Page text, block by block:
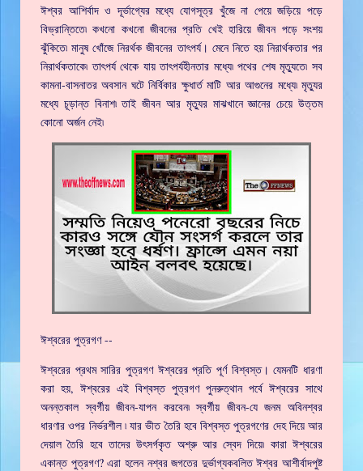
ঈশ্বর আশির্বাদ ও দূর্ভাগ্যের মধ্যে যোগসূত্র খুঁজে না পেয়ে জড়িয়ে পড়ে
বিভ্রান্তিতে৷ কখনো কখনো জীবনের প্রতি খেই হারিয়ে জীবন পড়ে সংশয়
ঝুঁকিতে৷ মানুষ খোঁজে নিরর্থক জীবনের তাৎপর্য। মেনে নিতে হয় নিরার্থকতার পর
নিরার্থকতাকে৷ তাৎপর্য থেকে যায় তাৎপর্যহীনতার মধ্যে৷ পথের শেষ মৃত্যুতে৷ সব
কামনা-বাসনাতর অবসান ঘটে নির্বিকার ক্ষুধার্ত মাটি আর আগুনের মধ্যে৷ মৃত্যুর
মধ্যে চূড়ান্ত বিনাশ৷ তাই জীবন আর মৃত্যুর মাঝখানে জ্ঞানের চেয়ে উত্তম
কোনো অর্জন নেই৷
ঈশ্বরের পুত্রগণ --
ঈশ্বরের প্রথম সারির পুত্রগণ ঈশ্বরের প্রতি পূর্ণ বিশ্বস্ত। যেমনটি ধারণা
করা হয়, ঈশ্বরের এই বিশ্বস্ত পুত্রগণ পুনরুত্থান পর্বে ঈশ্বরের সাথে
অনন্তকাল স্বর্গীয় জীবন-যাপন করবেন৷ স্বর্গীয় জীবন-যে জনম অবিনশ্বর
ধারণার ওপর নির্ভরশীল ৷ যার ভীত তৈরি হবে বিশ্বস্ত পুত্রগণের দেহ দিয়ে আর
দেয়াল তৈরি হবে তাদের উৎসর্গকৃত অশ্রু আর স্বেদ দিয়ে৷ কারা ঈশ্বরের
একান্ত পুত্রগণ? এরা হলেন নশ্বর জগতের দুর্ভাগ্যকবলিত ঈশ্বর আশীর্বাদপুষ্ট